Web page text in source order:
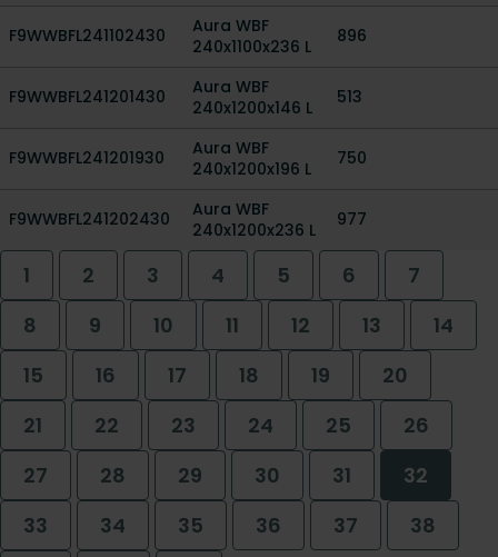
F9WWBFL241102430
Aura WBF
240x1100x236 L
896
F9WWBFL241201430
Aura WBF
240x1200x146 L
513
F9WWBFL241201930
Aura WBF
240x1200x196 L
750
F9WWBFL241202430
Aura WBF
240x1200x236 L
977
1 2 3 4 5 6
7
8
9 10 11 12 13
14
15
16 17 18 19
20
21
22 23 24 25
26
27
28 29 30 31
32
33
34 35 36 37
38